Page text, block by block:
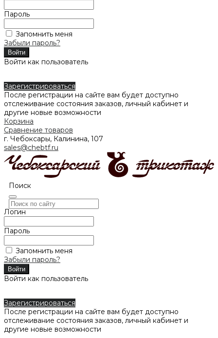
Пароль
Запомнить меня
Забыли пароль?
Войти как пользователь
Зарегистрироваться
После регистрации на сайте вам будет доступно
отслеживание состояния заказов, личный кабинет и
другие новые возможности
Корзина
Сравнение товаров
г. Чебоксары, Калинина, 107
sales@chebtf.ru
Поиск
Логин
Пароль
Запомнить меня
Забыли пароль?
Войти как пользователь
Зарегистрироваться
После регистрации на сайте вам будет доступно
отслеживание состояния заказов, личный кабинет и
другие новые возможности